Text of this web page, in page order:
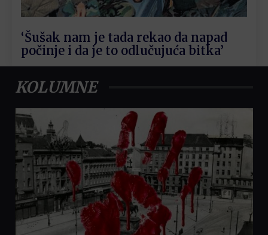
‘Šušak nam je tada rekao da napad
počinje i da je to odlučujuća bitka’
KOLUMNE